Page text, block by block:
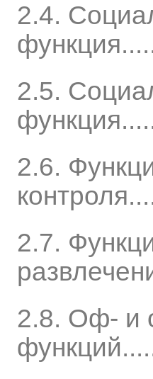
2.4.
2.5.
2.6.
2.7.
2.8. Оф- и